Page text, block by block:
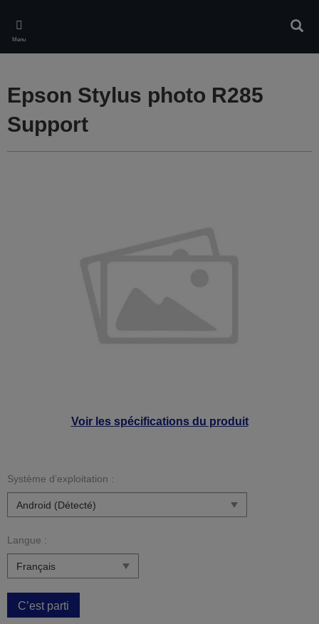
main
content
Menu
Voir les spécifications du produit
Epson Stylus photo R285
Support
Système d’exploitation :
Langue :
C’est parti